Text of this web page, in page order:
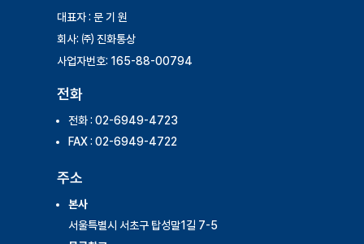
대표자 : 문 기 원
회사: ㈜ 진화통상
사업자번호: 165-88-00794
전화
전화 : 02-6949-4723
FAX : 02-6949-4722
주소
본사
서울특별시 서초구 탑성말1길 7-5